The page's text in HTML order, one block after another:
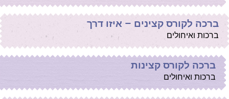
ברכה לקורס קצינים – איזו דרך
ברכות ואיחולים
ברכה לקורס קצינות
ברכות ואיחולים